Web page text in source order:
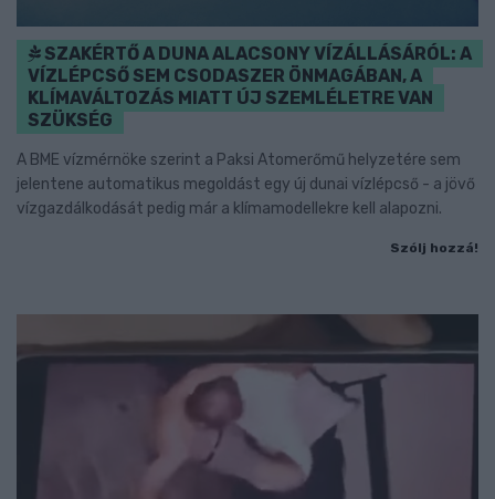
SZAKÉRTŐ A DUNA ALACSONY VÍZÁLLÁSÁRÓL: A
VÍZLÉPCSŐ SEM CSODASZER ÖNMAGÁBAN, A
KLÍMAVÁLTOZÁS MIATT ÚJ SZEMLÉLETRE VAN
SZÜKSÉG
A BME vízmérnöke szerint a Paksi Atomerőmű helyzetére sem
jelentene automatikus megoldást egy új dunai vízlépcső - a jövő
vízgazdálkodását pedig már a klímamodellekre kell alapozni.
Szólj hozzá!